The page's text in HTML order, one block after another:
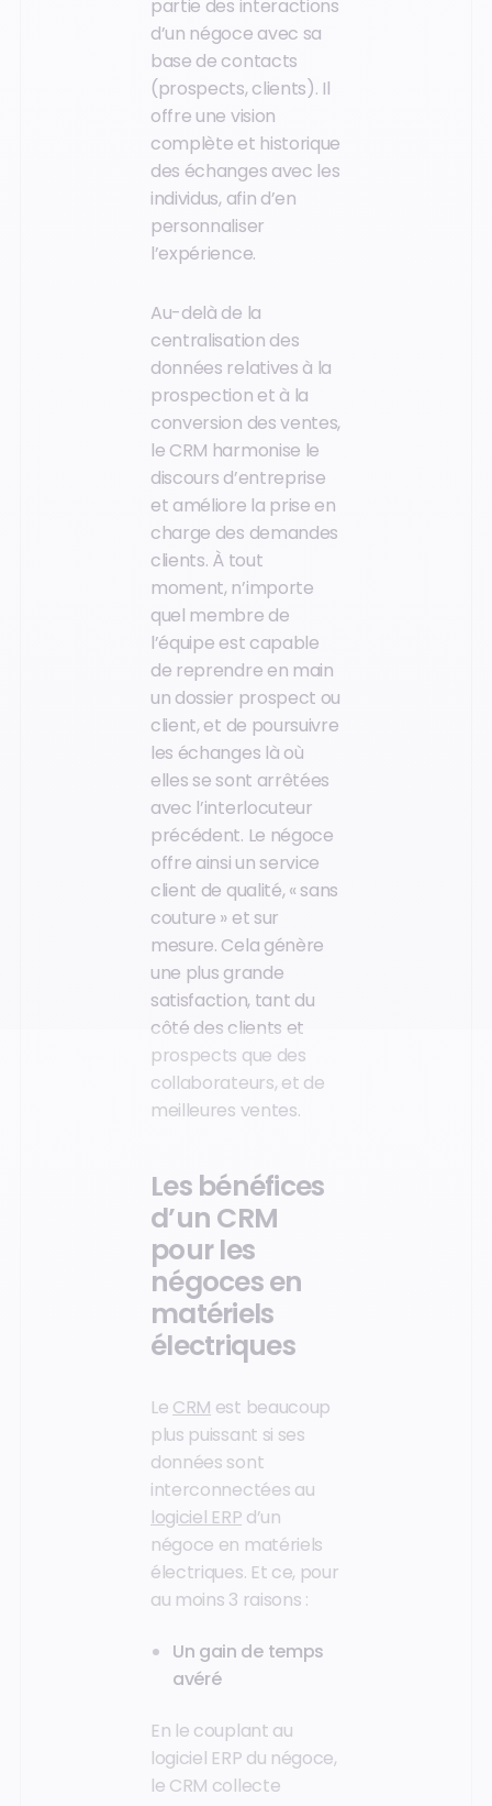
partie des interactions
d’un négoce avec sa
base de contacts
(prospects, clients). Il
offre une vision
complète et historique
des échanges avec les
individus, afin d’en
personnaliser
l’expérience.
Au-delà de la
centralisation des
données relatives à la
prospection et à la
conversion des ventes,
le CRM harmonise le
discours d’entreprise
et améliore la prise en
charge des demandes
clients. À tout
moment, n’importe
quel membre de
l’équipe est capable
de reprendre en main
un dossier prospect ou
client, et de poursuivre
les échanges là où
elles se sont arrêtées
avec l’interlocuteur
précédent. Le négoce
offre ainsi un service
client de qualité, « sans
couture » et sur
mesure. Cela génère
une plus grande
satisfaction, tant du
côté des clients et
prospects que des
collaborateurs, et de
meilleures ventes.
Les bénéfices
d’un CRM
pour les
négoces en
matériels
électriques
Le CRM est beaucoup
plus puissant si ses
données sont
interconnectées au
logiciel ERP d’un
négoce en matériels
électriques. Et ce, pour
au moins 3 raisons :
Un gain de temps
avéré
En le couplant au
logiciel ERP du négoce,
le CRM collecte